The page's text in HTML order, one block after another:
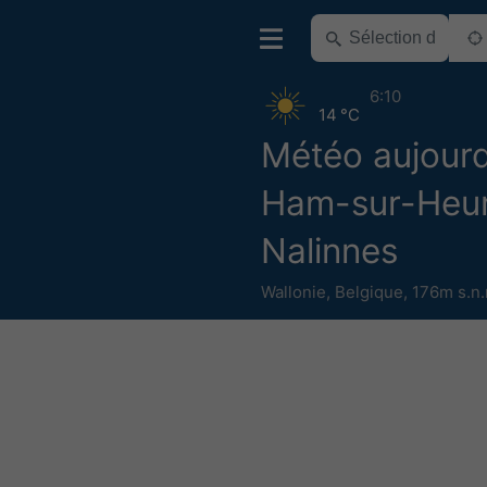
Météo
Ham-sur-
Nalinnes
Wallonie, Belgique, 176m
14 °C
6:10